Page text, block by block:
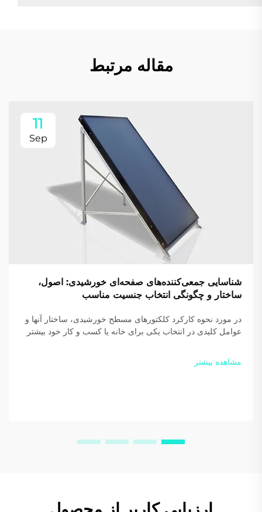
مقاله مرتبط
11
Sep
شناسایی جمعی‌کننده‌های صفحه‌ای خورشیدی: اصول،
ساختار و چگونگی انتخاب جنسیت مناسب
در مورد نحوه کارکرد کلکتورهای مسطح خورشیدی، ساختار آنها و
عوامل کلیدی در انتخاب یکی برای خانه یا کسب و کار خود بیشتر
راهنمای رایگان ما را دانلود کنید.
مشاهده بیشتر